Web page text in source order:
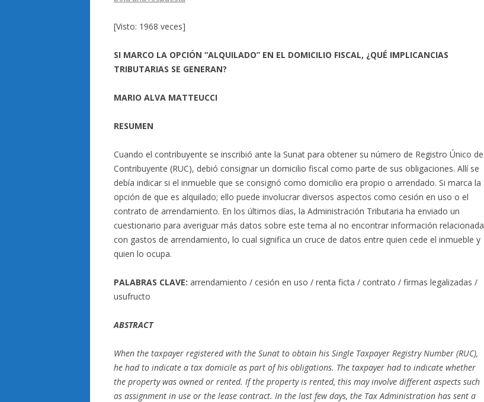
[Visto: 1968 veces]
SI MARCO LA OPCIÓN “ALQUILADO” EN EL DOMICILIO FISCAL, ¿QUÉ IMPLICANCIAS
TRIBUTARIAS SE GENERAN?
MARIO ALVA MATTEUCCI
RESUMEN
Cuando el contribuyente se inscribió ante la Sunat para obtener su número de Registro Único de
Contribuyente (RUC), debió consignar un domicilio fiscal como parte de sus obligaciones. Allí se
debía indicar si el inmueble que se consignó como domicilio era propio o arrendado. Si marca la
opción de que es alquilado; ello puede involucrar diversos aspectos como cesión en uso o el
contrato de arrendamiento. En los últimos días, la Administración Tributaria ha enviado un
cuestionario para averiguar más datos sobre este tema al no encontrar información relacionada
con gastos de arrendamiento, lo cual significa un cruce de datos entre quien cede el inmueble y
quien lo ocupa.
PALABRAS CLAVE: arrendamiento / cesión en uso / renta ficta / contrato / firmas legalizadas /
usufructo
ABSTRACT
When the taxpayer registered with the Sunat to obtain his Single Taxpayer Registry Number (RUC),
he had to indicate a tax domicile as part of his obligations. The taxpayer had to indicate whether
the property was owned or rented. If the property is rented, this may involve different aspects such
as assignment in use or the lease contract. In the last few days, the Tax Administration has sent a